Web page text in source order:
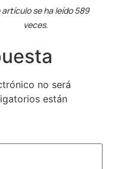
artículo se ha leído 589
veces.
no será
están